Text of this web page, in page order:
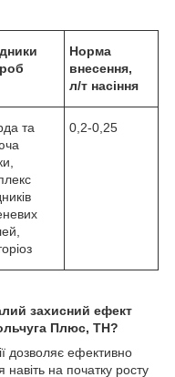
Норма
внесення,
л/т насіння
та
0,2-0,25
захисний ефект
Плюс, ТН?
дозволяє ефективно
на початку росту